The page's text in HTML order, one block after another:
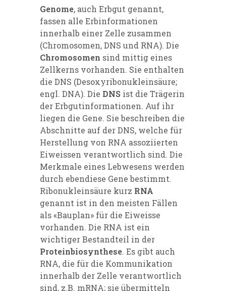
Genome, auch Erbgut genannt,
fassen alle Erbinformationen
innerhalb einer Zelle zusammen
(Chromosomen, DNS und RNA). Die
Chromosomen sind mittig eines
Zellkerns vorhanden. Sie enthalten
die DNS (Desoxyribonukleinsäure;
engl. DNA). Die DNS ist die Trägerin
der Erbgutinformationen. Auf ihr
liegen die Gene. Sie beschreiben die
Abschnitte auf der DNS, welche für
Herstellung von RNA assoziierten
Eiweissen verantwortlich sind. Die
Merkmale eines Lebwesens werden
durch ebendiese Gene bestimmt.
Ribonukleinsäure kurz RNA
genannt ist in den meisten Fällen
als «Bauplan» für die Eiweisse
vorhanden. Die RNA ist ein
wichtiger Bestandteil in der
Proteinbiosynthese. Es gibt auch
RNA, die für die Kommunikation
innerhalb der Zelle verantwortlich
sind, z.B. mRNA; sie übermitteln